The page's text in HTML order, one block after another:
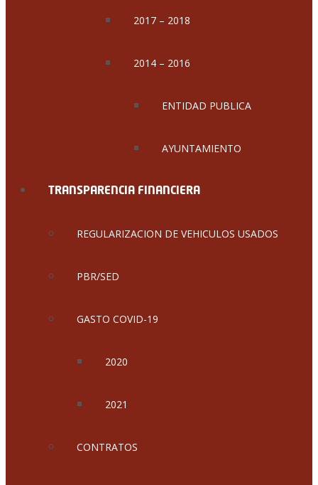
2017 – 2018
2014 – 2016
ENTIDAD PUBLICA
AYUNTAMIENTO
TRANSPARENCIA FINANCIERA
REGULARIZACION DE VEHICULOS USADOS
PBR/SED
GASTO COVID-19
2020
2021
CONTRATOS